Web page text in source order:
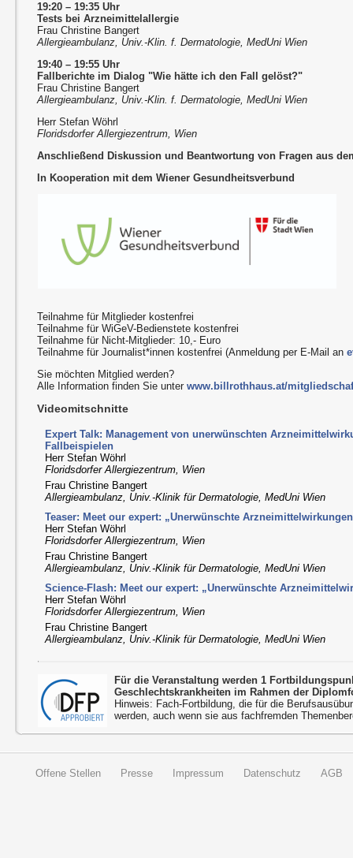
19:20 – 19:35 Uhr
Tests bei Arzneimittelallergie
Frau Christine Bangert
Allergieambulanz, Univ.-Klin. f. Dermatologie, MedUni Wien
19:40 – 19:55 Uhr
Fallberichte im Dialog "Wie hätte ich den Fall gelöst?"
Frau Christine Bangert
Allergieambulanz, Univ.-Klin. f. Dermatologie, MedUni Wien
Herr Stefan Wöhrl
Floridsdorfer Allergiezentrum, Wien
Anschließend Diskussion und Beantwortung von Fragen aus
In Kooperation mit dem Wiener Gesundheitsverbund
Teilnahme für Mitglieder kostenfrei
Teilnahme für WiGeV-Bedienstete kostenfrei
Teilnahme für Nicht-Mitglieder: 10,- Euro
Teilnahme für Journalist*innen kostenfrei (Anmeldung per E-Mail an
Sie möchten Mitglied werden?
Alle Information finden Sie unterwww.billrothhaus.at/
Videomitschnitte
Expert Talk: Management von unerwünschten
Fallbeispielen
Herr Stefan Wöhrl
Floridsdorfer Allergiezentrum, Wien
Frau Christine Bangert
Allergieambulanz, Univ.-Klinik für Dermatologie, MedUni Wien
Teaser: Meet our expert: „Unerwünschte
Herr Stefan Wöhrl
Floridsdorfer Allergiezentrum, Wien
Frau Christine Bangert
Allergieambulanz, Univ.-Klinik für Dermatologie, MedUni Wien
Science-Flash: Meet our expert: „Unerwünschte
Herr Stefan Wöhrl
Floridsdorfer Allergiezentrum, Wien
Frau Christine Bangert
Allergieambulanz, Univ.-Klinik für Dermatologie, MedUni Wien
Für die Veranstaltung werden 1
Geschlechtskrankheiten im Rahmen der
Hinweis: Fach-Fortbildung, die für die
werden, auch wenn sie aus fachfremden
Offene Stellen Presse Impressum Datenschutz AGB